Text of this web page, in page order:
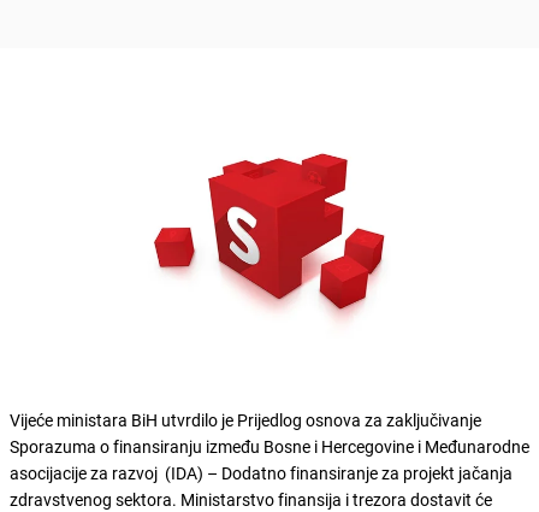
Vijeće ministara BiH utvrdilo je Prijedlog osnova za zaključivanje
Sporazuma o finansiranju između Bosne i Hercegovine i Međunarodne
asocijacije za razvoj (IDA) – Dodatno finansiranje za projekt jačanja
zdravstvenog sektora. Ministarstvo finansija i trezora dostavit će